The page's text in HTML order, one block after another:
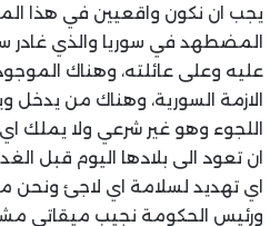
يجب ان نكون واقعيين في هذا
المضطهد في سوريا والذي غادر
عليه وعلى عائلته، وهناك
الازمة السورية، وهناك من يدخل
اللجوء وهو غير شرعي ولا يملك
ان تعود الى بلادها اليوم قبل
اي تهديد لسلامة اي لاجئ ونحن
ورئيس الحكومة نجيب ميقاتي